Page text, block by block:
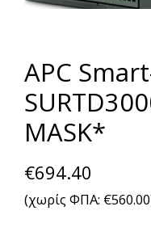
APC
MASK*
€694.40
(χωρίς ΦΠΑ: €560.00